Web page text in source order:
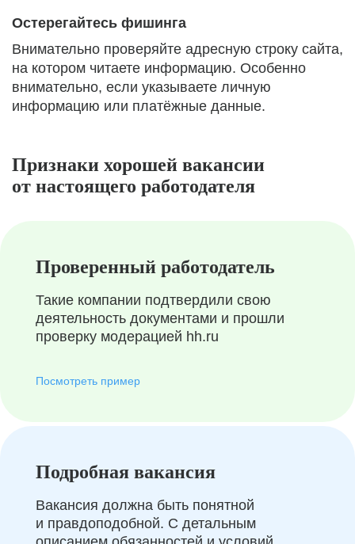
Остерегайтесь фишинга
Внимательно проверяйте адресную строку сайта,
на котором читаете информацию. Особенно
внимательно, если указываете личную
информацию или платёжные данные.
Признаки хорошей вакансии
от настоящего работодателя
Проверенный работодатель
Такие компании подтвердили свою
деятельность документами и прошли
проверку модерацией hh.ru
Посмотреть пример
Подробная вакансия
Вакансия должна быть понятной
и правдоподобной. С детальным